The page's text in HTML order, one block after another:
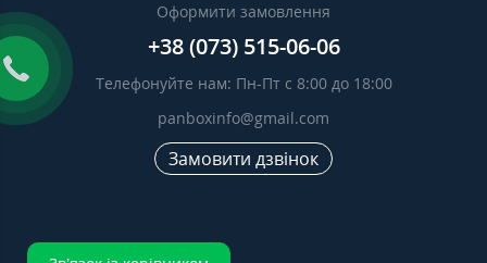
Оформити замовлення
+38 (073) 515-06-06
Телефонуйте нам: Пн-Пт с 8:00 до 18:00
panboxinfo@gmail.com
Замовити дзвінок